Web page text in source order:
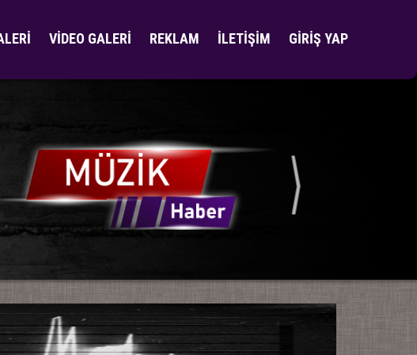
VİDEO GALERİ REKLAM İLETİŞİM GİRİŞ YAP